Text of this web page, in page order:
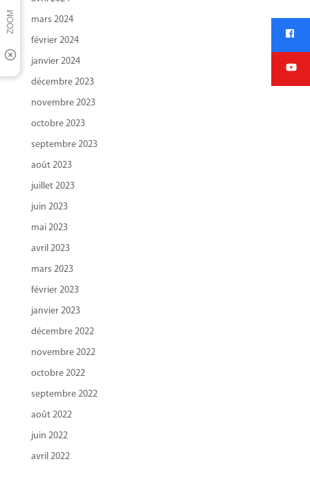
mars 2024
février 2024
janvier 2024
décembre 2023
novembre 2023
octobre 2023
septembre 2023
août 2023
juillet 2023
juin 2023
mai 2023
avril 2023
mars 2023
février 2023
janvier 2023
décembre 2022
novembre 2022
octobre 2022
septembre 2022
août 2022
juin 2022
avril 2022